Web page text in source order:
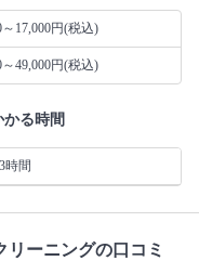
～17,000円(税込)
～49,000円(税込)
る時間
時間
ーニングの口コミ